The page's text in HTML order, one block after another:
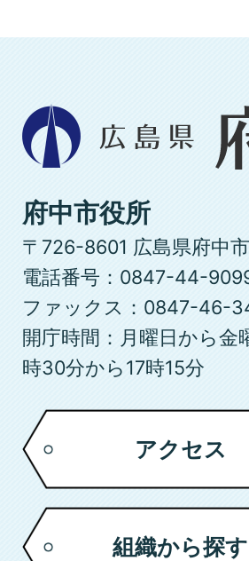
広
島
県
府
中
市
府中市役所
〒726-8601 広島県府中
電話番号：0847-44-
ファックス：0847-46-
開庁時間：月曜日から金
時30分から17時15分
アクセス
組織から探す